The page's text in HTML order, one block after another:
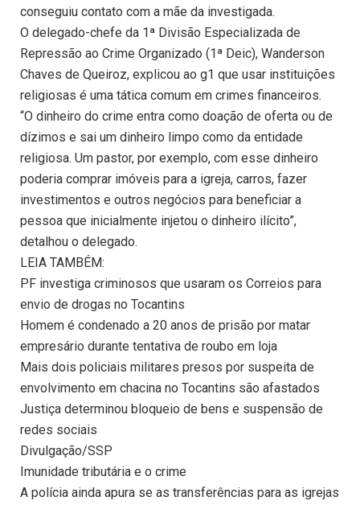
conseguiu contato com a mãe da investigada.
O delegado-chefe da 1ª Divisão Especializada de
Repressão ao Crime Organizado (1ª Deic), Wanderson
Chaves de Queiroz, explicou ao g1 que usar instituições
religiosas é uma tática comum em crimes financeiros.
“O dinheiro do crime entra como doação de oferta ou de
dízimos e sai um dinheiro limpo como da entidade
religiosa. Um pastor, por exemplo, com esse dinheiro
poderia comprar imóveis para a igreja, carros, fazer
investimentos e outros negócios para beneficiar a
pessoa que inicialmente injetou o dinheiro ilícito”,
detalhou o delegado.
LEIA TAMBÉM:
PF investiga criminosos que usaram os Correios para
envio de drogas no Tocantins
Homem é condenado a 20 anos de prisão por matar
empresário durante tentativa de roubo em loja
Mais dois policiais militares presos por suspeita de
envolvimento em chacina no Tocantins são afastados
Justiça determinou bloqueio de bens e suspensão de
redes sociais
Divulgação/SSP
Imunidade tributária e o crime
A polícia ainda apura se as transferências para as igrejas